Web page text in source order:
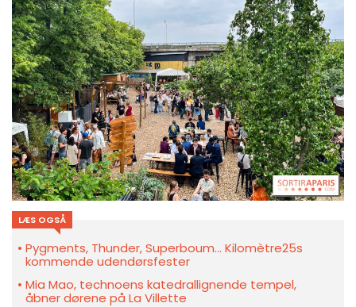
LÆS OGSÅ
Pygments, Thunder, Superboum... Kilomètre25s
kommende udendørsfester
Mia Mao, technoens katedrallignende tempel,
åbner dørene på La Villette